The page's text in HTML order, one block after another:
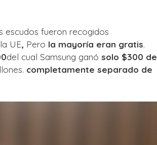
escudos fueron recogidos
UE, Pero la mayoría eran gratis.
del cual Samsung ganó solo $300 de
completamente separado de